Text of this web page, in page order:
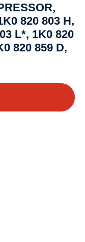
820 803 H,
L*, 1K0 820
820 859 D,